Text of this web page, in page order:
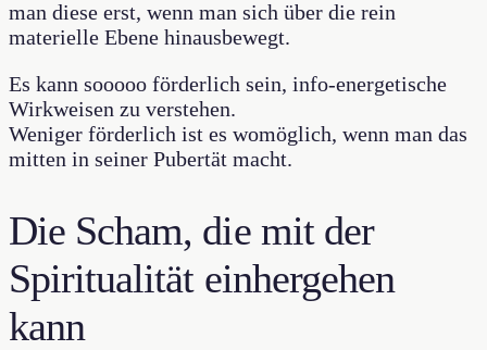
man diese erst, wenn man sich über die rein
materielle Ebene hinausbewegt.
Es kann sooooo förderlich sein, info-energetische
Wirkweisen zu verstehen.
Weniger förderlich ist es womöglich, wenn man das
mitten in seiner Pubertät macht.
Die Scham, die mit der
Spiritualität einhergehen
kann